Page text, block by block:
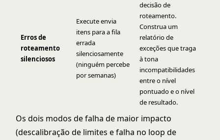
Erros de
roteamento
silenciosos
Execute envia
itens para a fila
errada
silenciosamente
(ninguém percebe
por semanas)
decisão de
roteamento.
Construa um
relatório de
exceções que traga
à tona
incompatibilidades
entre o nível
pontuado e o nível
de resultado.
Os dois modos de falha de maior impacto
(descalibração de limites e falha no loop de